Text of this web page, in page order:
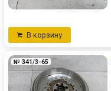
В корзину
№ 341/3-65